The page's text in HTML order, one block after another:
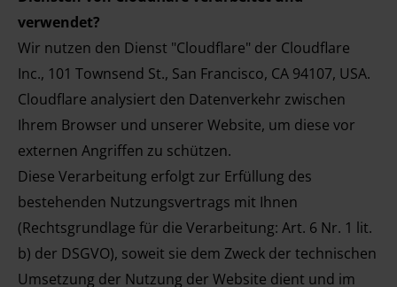
verwendet?
Wir nutzen den Dienst "Cloudflare" der Cloudflare
Inc., 101 Townsend St., San Francisco, CA 94107, USA.
Cloudflare analysiert den Datenverkehr zwischen
Ihrem Browser und unserer Website, um diese vor
externen Angriffen zu schützen.
Diese Verarbeitung erfolgt zur Erfüllung des
bestehenden Nutzungsvertrags mit Ihnen
(Rechtsgrundlage für die Verarbeitung: Art. 6 Nr. 1 lit.
b) der DSGVO), soweit sie dem Zweck der technischen
Umsetzung der Nutzung der Website dient und im